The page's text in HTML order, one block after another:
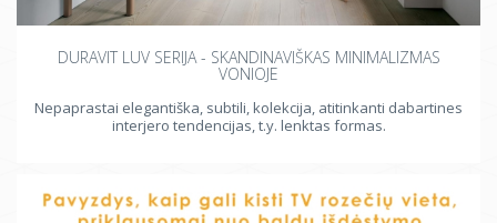
DURAVIT LUV SERIJA - SKANDINAVIŠKAS MINIMALIZMAS
VONIOJE
Nepaprastai elegantiška, subtili, kolekcija, atitinkanti dabartines
interjero tendencijas, t.y. lenktas formas.